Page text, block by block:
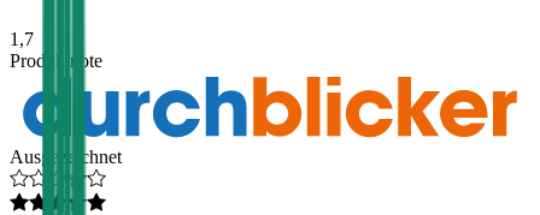
1,7
Produktnote
Ausgezeichnet